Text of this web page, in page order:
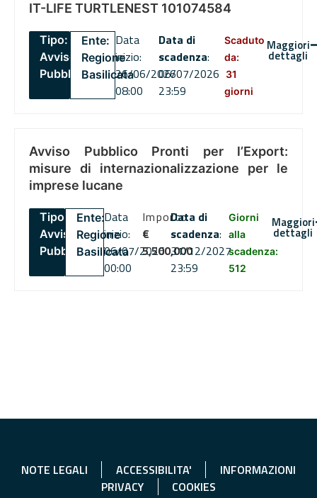
IT-LIFE TURTLENEST 101074584
Tipo:
Avviso
Pubblico
Ente:
Regione
Basilicata
Data
inizio:
26/06/2026
08:00
Data di
scadenza:
06/07/2026
23:59
Scaduto
da:
31
giorni
Maggiori
dettagli
Avviso Pubblico Pronti per l’Export:
misure di internazionalizzazione per le
imprese lucane
Tipo:
Avviso
Pubblico
Ente:
Regione
Basilicata
Data
inizio:
06/07/2026
00:00
Importo
€
5,500,000
Data di
scadenza:
31/12/2027
23:59
Giorni
alla
scadenza:
512
Maggiori
dettagli
NOTE LEGALI ACCESSIBILITA'
INFORMAZIONI
PRIVACY
COOKIES